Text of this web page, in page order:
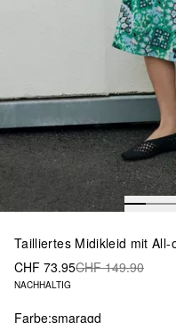
Tailliertes Midikleid mit All-
CHF 73.95CHF 149.90
NACHHALTIG
Farbe:smaragd